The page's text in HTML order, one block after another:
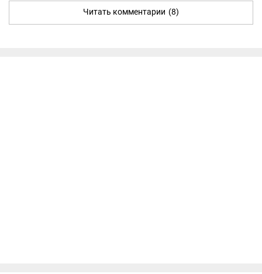
Читать комментарии (8)